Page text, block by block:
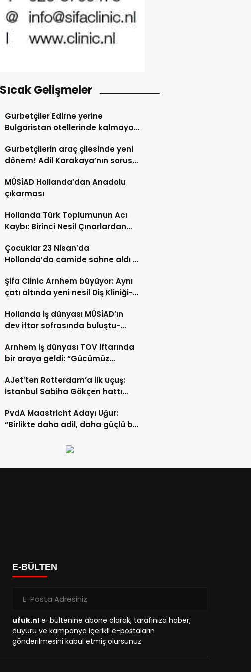
Sıcak Gelişmeler
Gurbetçiler Edirne yerine
Bulgaristan otellerinde kalmaya
Gurbetçilerin araç çilesinde yeni
dönem! Adil Karakaya’nın sorusu
MÜSİAD Hollanda’dan Anadolu
çıkarması
Hollanda Türk Toplumunun Acı
Kaybı: Birinci Nesil Çınarlardan
Çocuklar 23 Nisan’da
Hollanda’da camide sahne aldı –
Şifa Clinic Arnhem büyüyor: Aynı
çatı altında yeni nesil Diş Kliniği-
Hollanda iş dünyası MÜSİAD’ın
dev iftar sofrasında buluştu-
Arnhem iş dünyası TOV iftarında
bir araya geldi: “Gücümüz
AJet’ten Rotterdam’a ilk uçuş:
İstanbul Sabiha Gökçen hattı
PvdA Maastricht Adayı Uğur:
“Birlikte daha adil, daha güçlü bir
E-BÜLTEN
ufuk.nl e-bültenine abone olarak, tarafınıza haber,
duyuru ve kampanya içerikli e-postaların
gönderilmesini kabul etmiş olursunuz.